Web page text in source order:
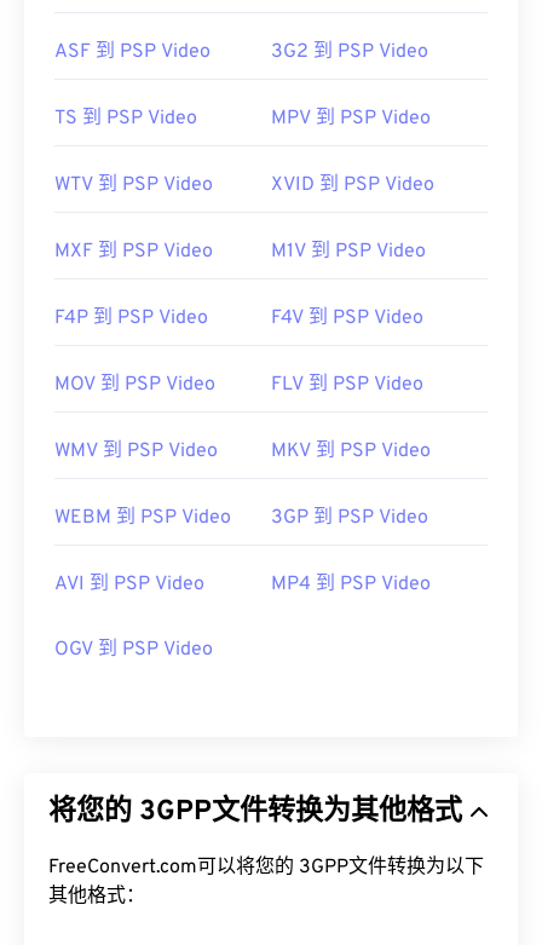
ASF 到 PSP Video 3G2 到 PSP Video
TS 到 PSP Video MPV 到 PSP Video
WTV 到 PSP Video XVID 到 PSP Video
MXF 到 PSP Video M1V 到 PSP Video
F4P 到 PSP Video F4V 到 PSP Video
MOV 到 PSP Video FLV 到 PSP Video
WMV 到 PSP Video MKV 到 PSP Video
WEBM 到 PSP Video 3GP 到 PSP Video
AVI 到 PSP Video MP4 到 PSP Video
OGV 到 PSP Video
将您的 3GPP文件转换为其他格式
FreeConvert.com可以将您的 3GPP文件转换为以下
其他格式：